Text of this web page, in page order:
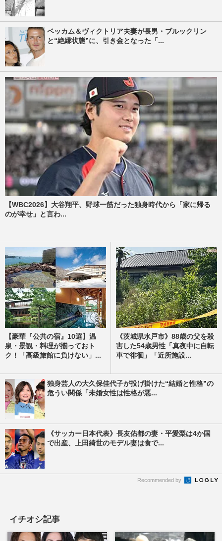
ベッカム＆ヴィクトリア夫妻が長男・ブルックリン
と“絶縁状態”に、引き金となった「...
【WBC2026】大谷翔平、野球一筋だった独身時代から「家に帰る
のが幸せ」と言わ...
【豪華『公共の宿』10選】温
泉・景観・料理が揃っておト
ク！「高級旅館に負けない」...
《茨城県水戸市》88歳の父を殺
害した54歳男性「真夜中に自転
車で徘徊」「近所施設...
独身芸人の大久保佳代子が投げ掛けた“結婚と性格”の
危うい関係「未婚女性は性格が悪...
《サッカー日本代表》長友佑都の妻・平愛梨は4か国
で出産、上田綺世のモデル妻は食で...
Recommended by
イチオシ記事